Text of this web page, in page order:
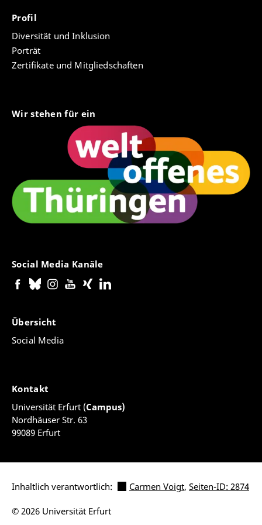
Profil
Diversität und Inklusion
Porträt
Zertifikate und Mitgliedschaften
Wir stehen für ein
Social Media Kanäle
Übersicht
Social Media
Kontakt
Universität Erfurt (Campus)
Nordhäuser Str. 63
99089 Erfurt
Inhaltlich verantwortlich: Carmen Voigt, Seiten-ID: 2874
© 2026 Universität Erfurt